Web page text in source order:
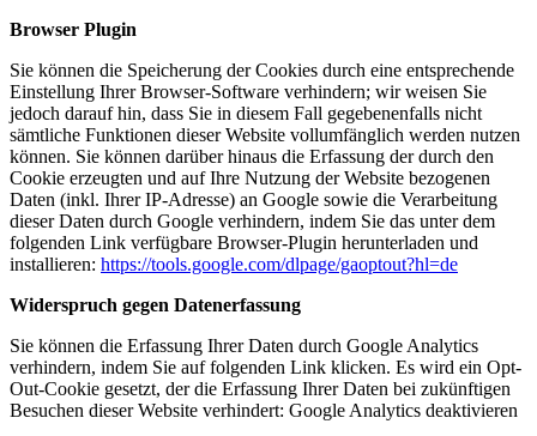
Browser Plugin
Sie können die Speicherung der Cookies durch eine entsprechende
Einstellung Ihrer Browser-Software verhindern; wir weisen Sie
jedoch darauf hin, dass Sie in diesem Fall gegebenenfalls nicht
sämtliche Funktionen dieser Website vollumfänglich werden nutzen
können. Sie können darüber hinaus die Erfassung der durch den
Cookie erzeugten und auf Ihre Nutzung der Website bezogenen
Daten (inkl. Ihrer IP-Adresse) an Google sowie die Verarbeitung
dieser Daten durch Google verhindern, indem Sie das unter dem
folgenden Link verfügbare Browser-Plugin herunterladen und
installieren: https://tools.google.com/dlpage/gaoptout?hl=de
Widerspruch gegen Datenerfassung
Sie können die Erfassung Ihrer Daten durch Google Analytics
verhindern, indem Sie auf folgenden Link klicken. Es wird ein Opt-
Out-Cookie gesetzt, der die Erfassung Ihrer Daten bei zukünftigen
Besuchen dieser Website verhindert: Google Analytics deaktivieren